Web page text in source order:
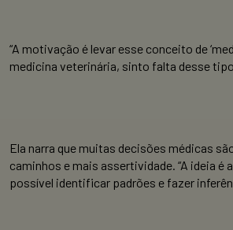
“A motivação é levar esse conceito de
medicina veterinária, sinto falta desse
Ela narra que muitas decisões médicas
caminhos e mais assertividade. “A ideia
possível identificar padrões e fazer